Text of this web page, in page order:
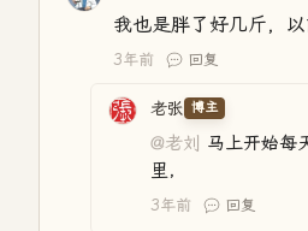
我也是胖了好几斤，
3年前 回复
老张 博主
@老刘
马上开始每
里，
3年前 回复